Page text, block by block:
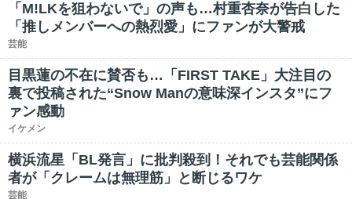
「M!LKを狙わないで」の声も…村重杏奈が告白した
「推しメンバーへの熱烈愛」にファンが大警戒
芸能
目黒蓮の不在に賛否も…「FIRST TAKE」大注目の
裏で投稿された“Snow Manの意味深インスタ”にフ
ァン感動
イケメン
横浜流星「BL発言」に批判殺到！それでも芸能関係
者が「クレームは無理筋」と断じるワケ
芸能